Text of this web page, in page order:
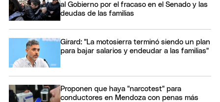
al Gobierno por el fracaso en el Senado y las
deudas de las familias
Girard: "La motosierra terminó siendo un plan
para bajar salarios y endeudar a las familias"
Proponen que haya "narcotest" para
conductores en Mendoza con penas más